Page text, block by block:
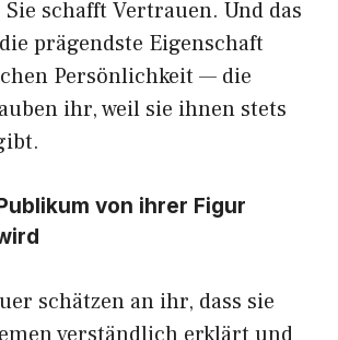
schafft Vertrauen. Und das
prägendste Eigenschaft
Persönlichkeit — die
ihr, weil sie ihnen stets
von ihrer Figur
schätzen an ihr, dass sie
verständlich erklärt und